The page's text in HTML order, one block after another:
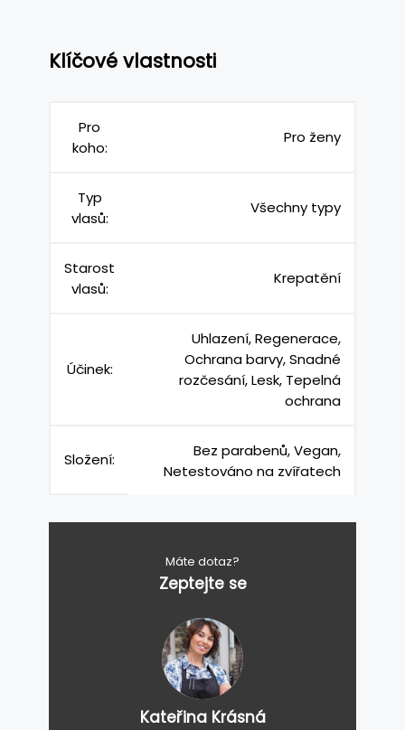
Klíčové vlastnosti
Pro
koho:
Pro ženy
Typ
vlasů:
Všechny typy
Starost
vlasů:
Krepatění
Účinek:
Uhlazení, Regenerace,
Ochrana barvy, Snadné
rozčesání, Lesk, Tepelná
ochrana
Složení:
Bez parabenů, Vegan,
Netestováno na zvířatech
Máte dotaz?
Zeptejte se
Kateřina Krásná